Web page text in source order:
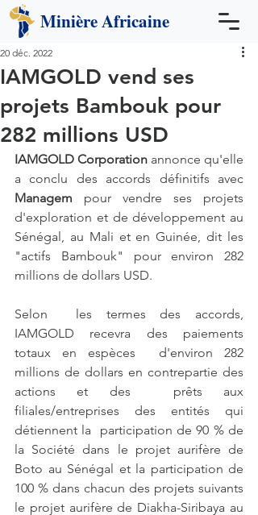
MinièreAfricaine
IAMGOLD vend ses
projets Bambouk pour
282 millions USD
20 déc. 2022
IAMGOLD Corporation annonce qu'elle
Managem pour vendre ses projets
d'exploration et de développement au
Sénégal, au Mali et en Guinée, dit les
"actifs Bambouk" pour environ 282
millions de dollars USD.
Selon  les termes des accords,
IAMGOLD recevra des paiements
totaux en espèces  d'environ 282
millions de dollars en contrepartie des
actions et des  prêts aux
filiales/entreprises des entités qui
détiennent la  participation de 90 % de
la Société dans le projet aurifère de
Boto au Sénégal et la participation de
100 % dans chacun des projets suivants
le projet aurifère de Diakha-Siribaya au